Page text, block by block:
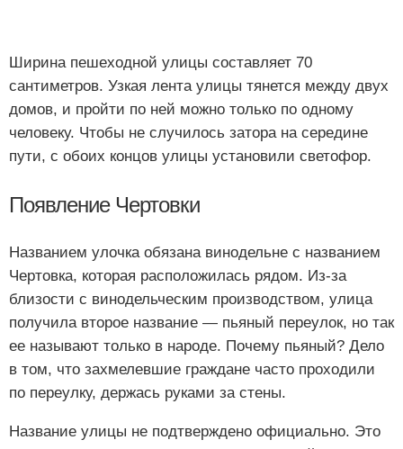
Ширина пешеходной улицы составляет 70
сантиметров. Узкая лента улицы тянется между двух
домов, и пройти по ней можно только по одному
человеку. Чтобы не случилось затора на середине
пути, с обоих концов улицы установили светофор.
Появление Чертовки
Названием улочка обязана винодельне с названием
Чертовка, которая расположилась рядом. Из-за
близости с винодельческим производством, улица
получила второе название — пьяный переулок, но так
ее называют только в народе. Почему пьяный? Дело
в том, что захмелевшие граждане часто проходили
по переулку, держась руками за стены.
Название улицы не подтверждено официально. Это